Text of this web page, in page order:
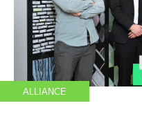
ALLIANCE